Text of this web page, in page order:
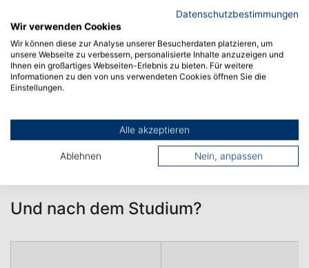
Du möchtest mehr über die
einzelnen Lehrveranstaltungen
wissen?
Und nach dem Studium?
Datenschutzbestimmungen
Wir verwenden Cookies
Wir können diese zur Analyse unserer Besucherdaten platzieren, um
unsere Webseite zu verbessern, personalisierte Inhalte anzuzeigen und
Ihnen ein großartiges Webseiten-Erlebnis zu bieten. Für weitere
Informationen zu den von uns verwendeten Cookies öffnen Sie die
Einstellungen.
Alle akzeptieren
Ablehnen Nein, anpassen